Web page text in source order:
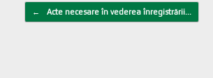
Post navigation
← Acte necesare în vederea înregistrării…